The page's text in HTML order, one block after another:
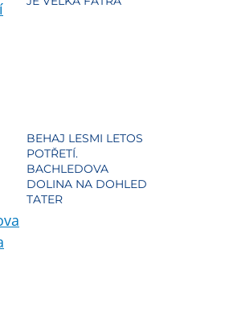
BEHAJ LESMI LETOS
POTŘETÍ.
BACHLEDOVA
DOLINA NA DOHLED
TATER